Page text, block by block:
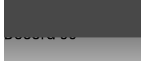
Decora 50